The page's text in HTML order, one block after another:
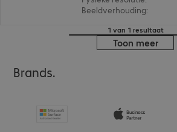
Beeldverhouding:
1 van 1 resultaat
Toon meer
Brands.